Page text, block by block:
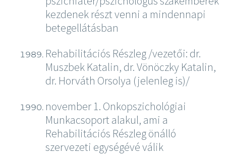
kezdenek részt venni a mindennapi
betegellátásban
Rehabilitációs Részleg /vezetői: dr.
Muszbek Katalin, dr. Vönöczky Katalin,
dr. Horváth Orsolya (jelenleg is)/
november 1. Onkopszichológiai
Munkacsoport alakul, ami a
Rehabilitációs Részleg önálló
szervezeti egységévé válik